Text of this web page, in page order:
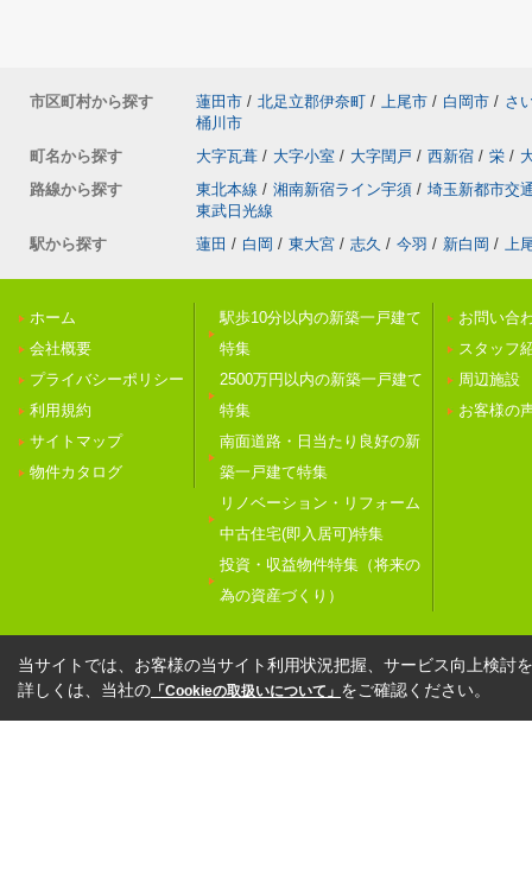
市区町村から探す 蓮田市 / 北足立郡伊奈町 / 上尾市 / 白岡市 / さ
桶川市
町名から探す
大字瓦葺 / 大字小室 / 大字閏戸 / 西新宿 / 栄 /
路線から探す
東北本線 / 湘南新宿ライン宇須 / 埼玉新都市交
東武日光線
駅から探す
蓮田 / 白岡 / 東大宮 / 志久 / 今羽 / 新白岡 / 上
ホーム
会社概要
プライバシーポリシー
利用規約
サイトマップ
物件カタログ
駅歩10分以内の新築一戸建て
特集
2500万円以内の新築一戸建て
特集
南面道路・日当たり良好の新
築一戸建て特集
リノベーション・リフォーム
中古住宅(即入居可)特集
投資・収益物件特集（将来の
為の資産づくり）
お問い合
スタッフ
周辺施設
お客様の
当サイトでは、お客様の当サイト利用状況把握、サービス向上検討
詳しくは、当社の 「Cookieの取扱いについて」 をご確認ください。